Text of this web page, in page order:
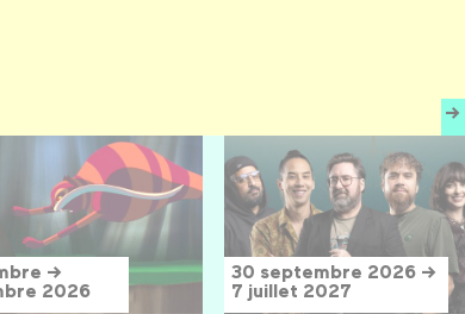
→
2026
30 septembre 2026 →
7 juillet 2027